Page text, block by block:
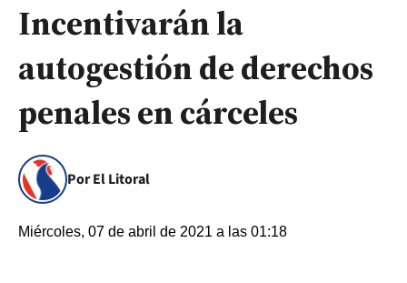
Incentivarán la
autogestión de derechos
penales en cárceles
Por El Litoral
Miércoles, 07 de abril de 2021 a las 01:18